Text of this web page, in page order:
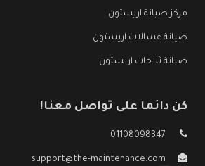
مركز صيانة اريستون
صيانة غسالات اريستون
صيانة ثلاجات اريستون
كن دائما على تواصل معنا!
01108098347
support@the-maintenance.com